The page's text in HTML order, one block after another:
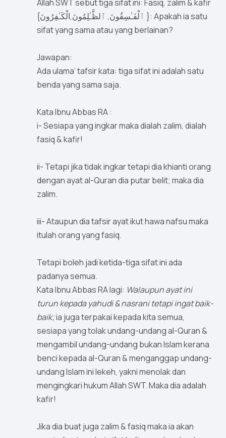
Allah SWT sebut tiga sifat ini: Fasiq, zalim & kafir
{ٱلْفَـٰسِقُونَ, ٱلظَّـٰلِمُونَ,الْكَـٰفِرُونَ }: Apakah ia satu
sifat yang sama atau yang berlainan?
Jawapan:
Ada ulama’ tafsir kata: tiga sifat ini adalah satu
benda yang sama saja.
Kata Ibnu Abbas RA :
i- Sesiapa yang ingkar maka dialah zalim, dialah
fasiq & kafir!
ii- Tetapi jika tidak ingkar tetapi dia khianti orang
dengan ayat al-Quran dia putar belit; maka dia
zalim.
iii- Ataupun dia tafsir ayat ikut hawa nafsu maka
itulah orang yang fasiq.
Tetapi boleh jadi ketida-tiga sifat ini ada
padanya semua.
Kata Ibnu Abbas RA lagi: Walaupun ayat ini
turun kepada yahudi & nasrani tetapi ingat baik-
baik;ia juga terpakai kepada kita semua,
sesiapa yang tolak undang-undang al-Quran &
mengambil undang-undang bukan Islam kerana
benci kepada al-Quran & menganggap undang-
undang Islam ini lekeh, yakni menolak dan
mengingkari hukum Allah SWT. Maka dia adalah
kafir!
Jika dia buat juga zalim & fasiq maka ia akan